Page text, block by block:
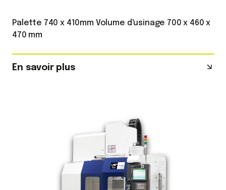
Palette 740 x 410mm Volume d'usinage 700 x 460 x
470 mm
En savoir plus